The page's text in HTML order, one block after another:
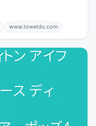
www.toweldo.com